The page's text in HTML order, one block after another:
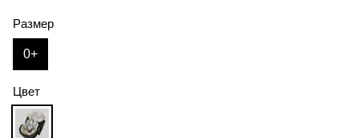
Размер
0+
Цвет